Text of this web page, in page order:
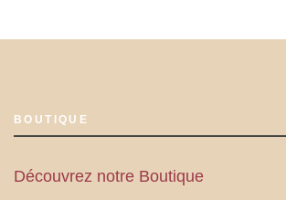
BOUTIQUE
Découvrez notre Boutique